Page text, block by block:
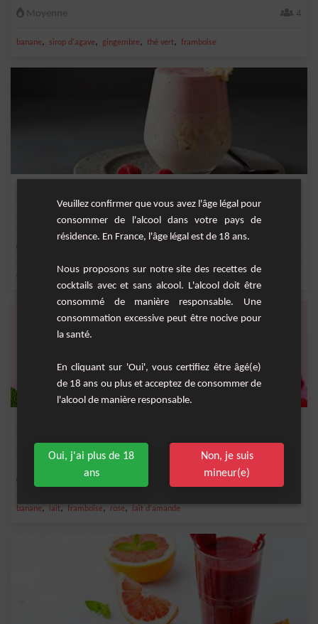
Moyenne 4
banane, sirop d'agave, gingembre, thé vert, framboise
Un smoothie délicieusement rose avec des framboises et de la banane et une
citron , lait , sirop de vanille ,
Smoothie frais parfait pour l'été à la belle couleur rosée.
banane, lait, framboise, rose, lait d'amande
Veuillez confirmer que vous avez l'âge légal pour
consommer de l'alcool dans votre pays de
résidence. En France, l'âge légal est de 18 ans.
Nous proposons sur notre site des recettes de
cocktails avec et sans alcool. L'alcool doit être
consommé de manière responsable. Une
consommation excessive peut être nocive pour
la santé.
En cliquant sur 'Oui', vous certifiez être âgé(e)
de 18 ans ou plus et acceptez de consommer de
l'alcool de manière responsable.
Oui, j'ai plus de 18
ans
Non, je suis
mineur(e)